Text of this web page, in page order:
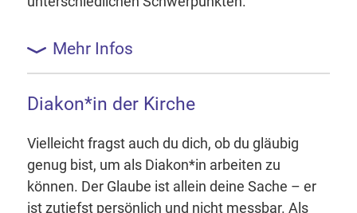
Mehr Infos
Diakon*in der Kirche
Vielleicht fragst auch du dich, ob du gläubig
genug bist, um als Diakon*in arbeiten zu
können. Der Glaube ist allein deine Sache – er
ist zutiefst persönlich und nicht messbar. Als